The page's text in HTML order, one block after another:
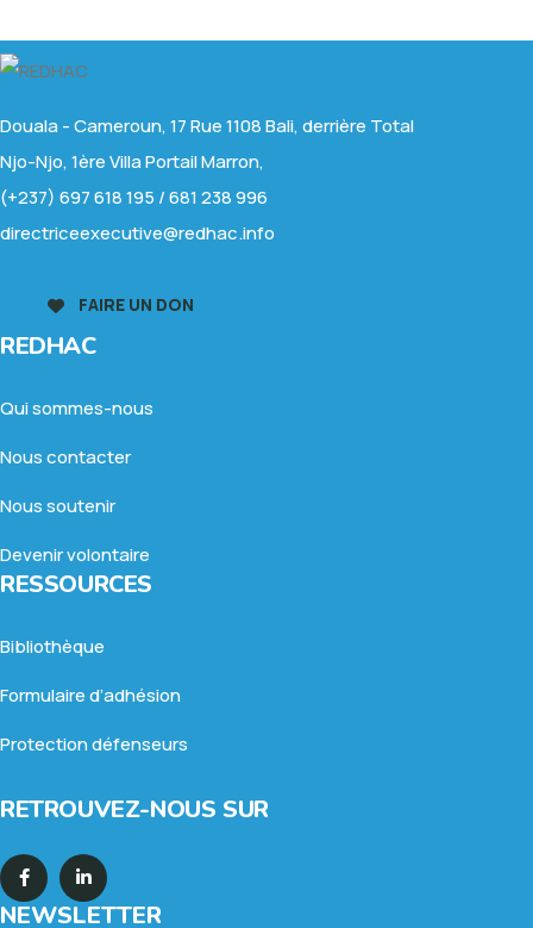
Douala - Cameroun, 17 Rue 1108 Bali, derrière Total
Njo-Njo, 1ère Villa Portail Marron,
(+237) 697 618 195 / 681 238 996
directriceexecutive@redhac.info
FAIRE UN DON
REDHAC
Qui sommes-nous
Nous contacter
Nous soutenir
Devenir volontaire
RESSOURCES
Bibliothèque
Formulaire d’adhésion
Protection défenseurs
RETROUVEZ-NOUS SUR
NEWSLETTER